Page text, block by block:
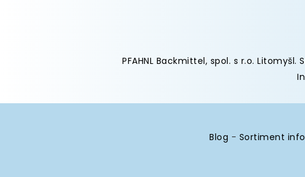
PFAHNL Backmittel, spol. s r.o. Litomyšl.
Blog - Sortiment info